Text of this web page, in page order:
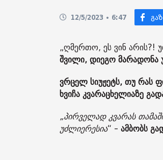
12/5/2023 • 6:47
„ღმერთო, ეს ვინ არის?!
შვილი, დიეგო მარადონა
ვრცელ სიუჟეტს, თუ რას
ხვიჩა კვარაცხელიაზე
„პირველად კვარას
უძლიერესია“ - ამბობს